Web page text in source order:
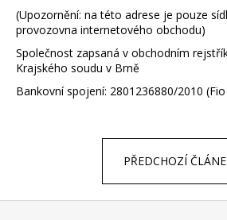
(Upozornění: na této adrese je pouze
provozovna internetového obchodu)
Společnost zapsaná v obchodním
Krajského soudu v Brně
Bankovní spojení: 2801236880/2010
PŘEDCHOZÍ